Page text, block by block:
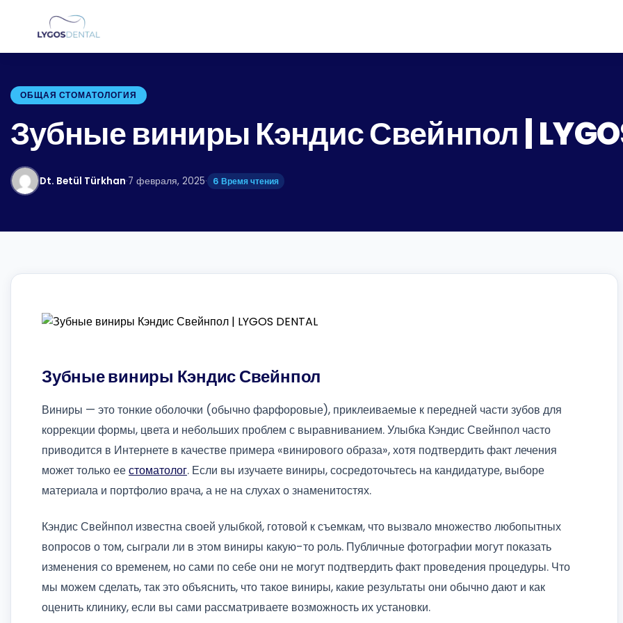
ОБЩАЯ СТОМАТОЛОГИЯ
Зубные виниры Кэндис Свейнпол |
Dt. Betül Türkhan·7 февраля, 2025· 6 Время чтения
Зубные виниры Кэндис Свейнпол
Виниры — это тонкие оболочки (обычно фарфоровые), приклеиваемые к передней части зубов для
коррекции формы, цвета и небольших проблем с выравниванием. Улыбка Кэндис Свейнпол часто
приводится в Интернете в качестве примера «винирового образа», хотя подтвердить факт лечения
может только еестоматолог. Если вы изучаете виниры, сосредоточьтесь на кандидатуре, выборе
материала и портфолио врача, а не на слухах о знаменитостях.
Кэндис Свейнпол известна своей улыбкой, готовой к съемкам, что вызвало множество любопытных
вопросов о том, сыграли ли в этом виниры какую-то роль. Публичные фотографии могут показать
изменения со временем, но сами по себе они не могут подтвердить факт проведения процедуры. Что
мы можем сделать, так это объяснить, что такое виниры, какие результаты они обычно дают и как
оценить клинику, если вы сами рассматриваете возможность их установки.